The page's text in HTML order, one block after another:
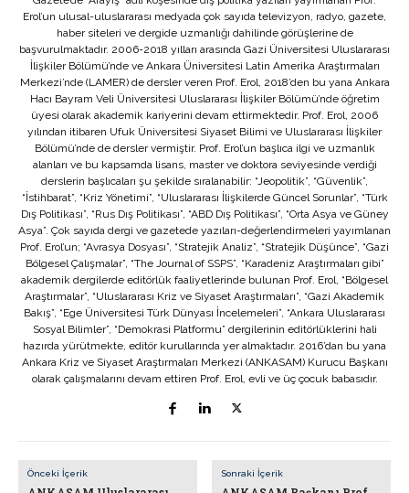
Erol’un ulusal-uluslararası medyada çok sayıda televizyon, radyo, gazete,
haber siteleri ve dergide uzmanlığı dahilinde görüşlerine de
başvurulmaktadır. 2006-2018 yılları arasında Gazi Üniversitesi Uluslararası
İlişkiler Bölümü’nde ve Ankara Üniversitesi Latin Amerika Araştırmaları
Merkezi’nde (LAMER) de dersler veren Prof. Erol, 2018’den bu yana Ankara
Hacı Bayram Veli Üniversitesi Uluslararası İlişkiler Bölümü’nde öğretim
üyesi olarak akademik kariyerini devam ettirmektedir. Prof. Erol, 2006
yılından itibaren Ufuk Üniversitesi Siyaset Bilimi ve Uluslararası İlişkiler
Bölümü’nde de dersler vermiştir. Prof. Erol’un başlıca ilgi ve uzmanlık
alanları ve bu kapsamda lisans, master ve doktora seviyesinde verdiği
derslerin başlıcaları şu şekilde sıralanabilir: “Jeopolitik”, “Güvenlik”,
“İstihbarat”, “Kriz Yönetimi”, “Uluslararası İlişkilerde Güncel Sorunlar”, “Türk
Dış Politikası”, “Rus Dış Politikası”, “ABD Dış Politikası”, “Orta Asya ve Güney
Asya”. Çok sayıda dergi ve gazetede yazıları-değerlendirmeleri yayımlanan
Prof. Erol’un; “Avrasya Dosyası”, “Stratejik Analiz”, “Stratejik Düşünce”, “Gazi
Bölgesel Çalışmalar”, “The Journal of SSPS”, “Karadeniz Araştırmaları gibi”
akademik dergilerde editörlük faaliyetlerinde bulunan Prof. Erol, “Bölgesel
Araştırmalar”, “Uluslararası Kriz ve Siyaset Araştırmaları”, “Gazi Akademik
Bakış”, “Ege Üniversitesi Türk Dünyası İncelemeleri”, “Ankara Uluslararası
Sosyal Bilimler”, “Demokrasi Platformu” dergilerinin editörlüklerini hali
hazırda yürütmekte, editör kurullarında yer almaktadır. 2016’dan bu yana
Ankara Kriz ve Siyaset Araştırmaları Merkezi (ANKASAM) Kurucu Başkanı
olarak çalışmalarını devam ettiren Prof. Erol, evli ve üç çocuk babasıdır.
Önceki İçerik Sonraki İçerik